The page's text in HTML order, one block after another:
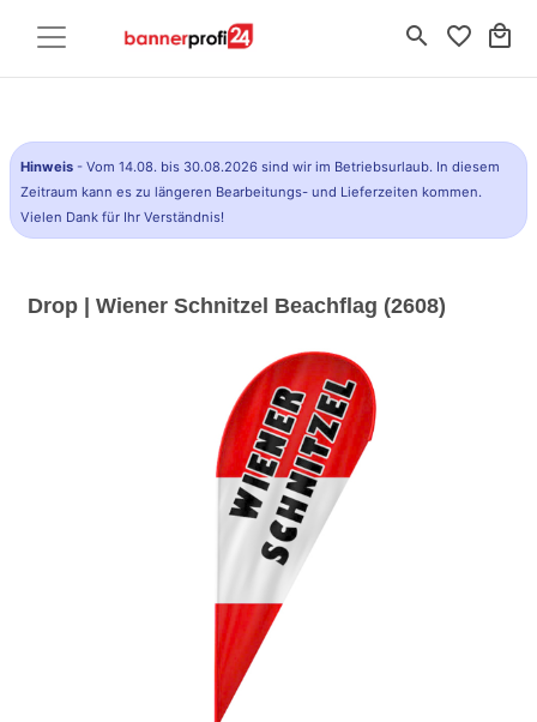
search favorite_border local_mall
Hinweis - Vom 14.08. bis 30.08.2026 sind wir im Betriebsurlaub. In diesem
Zeitraum kann es zu längeren Bearbeitungs- und Lieferzeiten kommen.
Vielen Dank für Ihr Verständnis!
Drop | Wiener Schnitzel Beachflag (2608)